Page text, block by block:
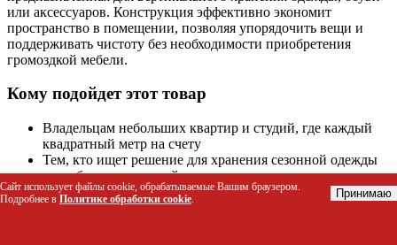
или аксессуаров. Конструкция эффективно экономит
пространство в помещении, позволяя упорядочить вещи и
поддерживать чистоту без необходимости приобретения
громоздкой мебели.
Кому подойдет этот товар
Владельцам небольших квартир и студий, где каждый
квадратный метр на счету
Тем, кто ищет решение для хранения сезонной одежды
или обуви в прихожей
Родителям для организации детских игрушек и вещей в
игровой зоне
Сайт использует файлы cookie, обрабатываемые Вашим браузером.
Подробнее в Политике обработки cookie. Принимаю